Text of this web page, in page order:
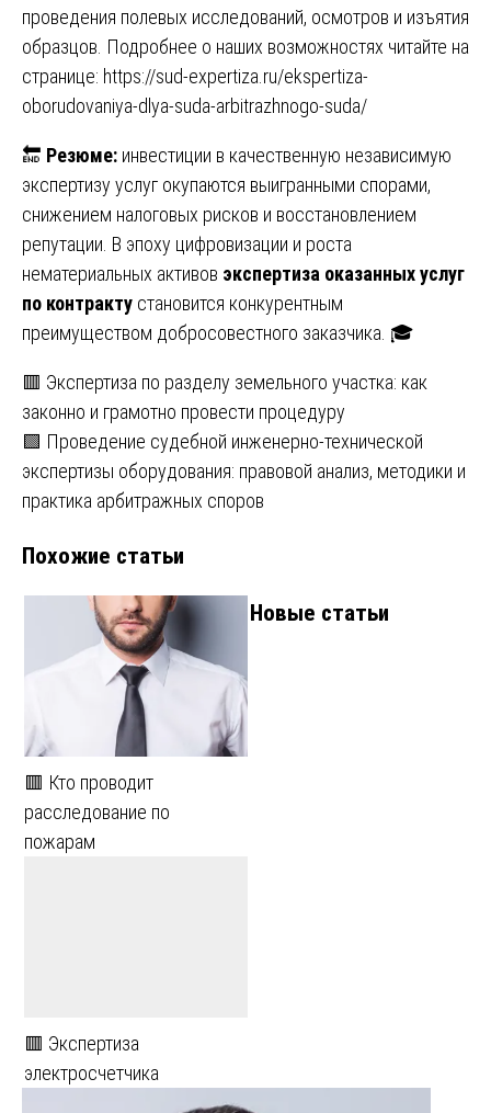
проведения полевых исследований, осмотров и изъятия
образцов. Подробнее о наших возможностях читайте на
странице: https://sud-expertiza.ru/ekspertiza-
oborudovaniya-dlya-suda-arbitrazhnogo-suda/
🔚 Резюме: инвестиции в качественную независимую
экспертизу услуг окупаются выигранными спорами,
снижением налоговых рисков и восстановлением
репутации. В эпоху цифровизации и роста
нематериальных активов экспертиза оказанных услуг
по контракту становится конкурентным
преимуществом добросовестного заказчика. 🎓
Навигация
по
записям
🟥 Экспертиза по разделу земельного участка: как
законно и грамотно провести процедуру
🟩 Проведение судебной инженерно-технической
экспертизы оборудования: правовой анализ, методики и
практика арбитражных споров
Похожие статьи
🟥 Кто проводит
расследование по
пожарам
🟥 Экспертиза
электросчетчика
Новые статьи